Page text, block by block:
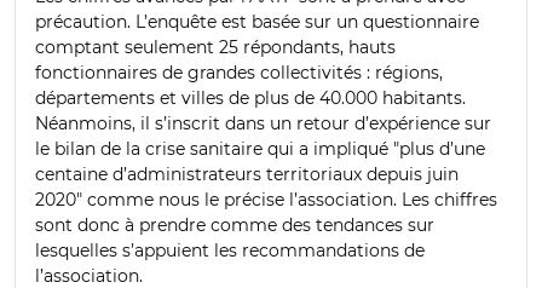
précaution. L’enquête est basée sur un questionnaire
comptant seulement 25 répondants, hauts
fonctionnaires de grandes collectivités : régions,
départements et villes de plus de 40.000 habitants.
Néanmoins, il s’inscrit dans un retour d’expérience sur
le bilan de la crise sanitaire qui a impliqué "plus d’une
centaine d’administrateurs territoriaux depuis juin
2020" comme nous le précise l’association. Les chiffres
sont donc à prendre comme des tendances sur
lesquelles s’appuient les recommandations de
l’association.